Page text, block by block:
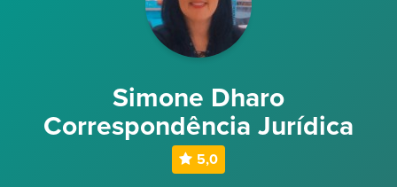
Simone Dharo
Correspondência Jurídica
5,0